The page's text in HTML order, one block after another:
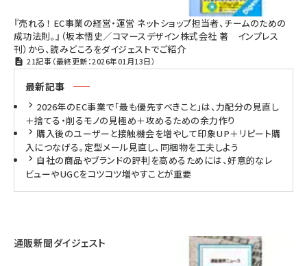
『売れる！ EC事業の経営・運営 ネットショップ担当者、チームのための
成功法則。』（坂本悟史／コマースデザイン株式会社 著 インプレス
刊）から、読みどころをダイジェストでご紹介
21記事（最終更新：2026年01月13日）
最新記事
2026年のEC事業で「最も優先すべきこと」は、力配分の見直し
＋捨てる・削るモノの見極め＋攻めるための余力作り
購入後のユーザーと接触機会を増やして印象UP＋リピート購
入につなげる。定型メール見直し、同梱物を工夫しよう
自社の商品やブランドの評判を高めるためには、好意的なレ
ビューやUGCをコツコツ増やすことが重要
通販新聞ダイジェスト